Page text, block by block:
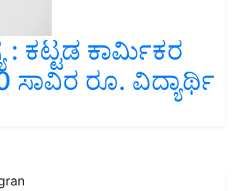
: ಕಟ್ಟಡ ಕಾರ್ಮಿಕರ
ಸಾವಿರ ರೂ. ವಿದ್ಯಾರ್ಥಿ